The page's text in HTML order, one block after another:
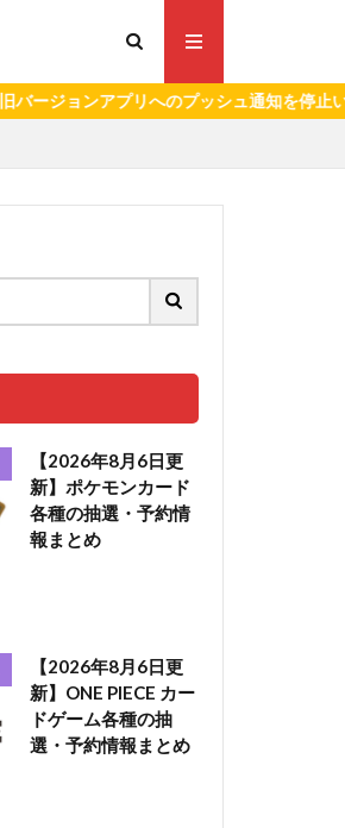
アプリへのプッシュ通知を停止いたします
【2026年8月6日更
新】ポケモンカード
各種の抽選・予約情
報まとめ
【2026年8月6日更
新】ONE PIECE カー
ドゲーム各種の抽
選・予約情報まとめ